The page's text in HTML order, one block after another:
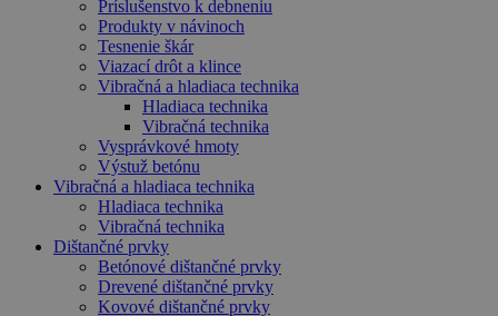
Príslušenstvo k debneniu
Produkty v návinoch
Tesnenie škár
Viazací drôt a klince
Vibračná a hladiaca technika
Hladiaca technika
Vibračná technika
Vysprávkové hmoty
Výstuž betónu
Vibračná a hladiaca technika
Hladiaca technika
Vibračná technika
Dištančné prvky
Betónové dištančné prvky
Drevené dištančné prvky
Kovové dištančné prvky